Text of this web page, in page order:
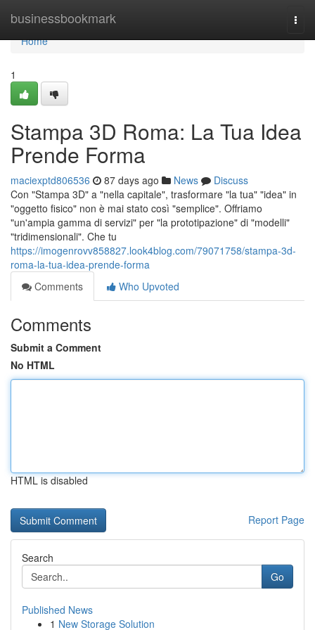
businessbookmark
Home
Home
1
Stampa 3D Roma: La Tua Idea
Prende Forma
maciexptd806536 87 days ago News
Discuss
Con "Stampa 3D" a "nella capitale", trasformare "la tua" "idea" in
"oggetto fisico" non è mai stato così "semplice". Offriamo
"un'ampia gamma di servizi" per "la prototipazione" di "modelli"
"tridimensionali". Che tu
https://imogenrovv858827.look4blog.com/79071758/stampa-3d-
roma-la-tua-idea-prende-forma
Comments
Who Upvoted
Comments
Submit a Comment
No HTML
HTML is disabled
Report Page
Search
Go
Published News
1 New Storage Solution